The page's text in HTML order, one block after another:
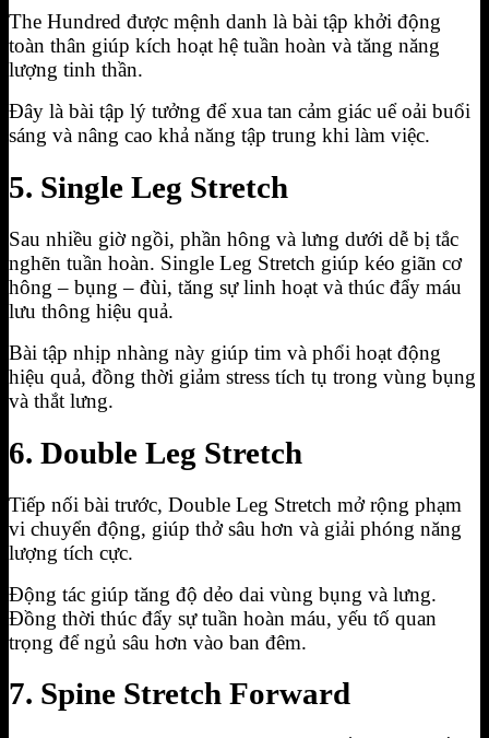
The Hundred được mệnh danh là bài tập khởi động
toàn thân giúp kích hoạt hệ tuần hoàn và tăng năng
lượng tinh thần.
Đây là bài tập lý tưởng để xua tan cảm giác uể oải buổi
sáng và nâng cao khả năng tập trung khi làm việc.
5. Single Leg Stretch
Sau nhiều giờ ngồi, phần hông và lưng dưới dễ bị tắc
nghẽn tuần hoàn. Single Leg Stretch giúp kéo giãn cơ
hông – bụng – đùi, tăng sự linh hoạt và thúc đẩy máu
lưu thông hiệu quả.
Bài tập nhịp nhàng này giúp tim và phổi hoạt động
hiệu quả, đồng thời giảm stress tích tụ trong vùng bụng
và thắt lưng.
6. Double Leg Stretch
Tiếp nối bài trước, Double Leg Stretch mở rộng phạm
vi chuyển động, giúp thở sâu hơn và giải phóng năng
lượng tích cực.
Động tác giúp tăng độ dẻo dai vùng bụng và lưng.
Đồng thời thúc đẩy sự tuần hoàn máu, yếu tố quan
trọng để ngủ sâu hơn vào ban đêm.
7. Spine Stretch Forward